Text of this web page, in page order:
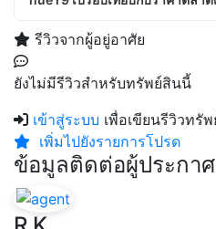
ราคาขายเฉลี่ยของห้องแบบเดีย
สุด ฿3,490,000 สูงสุด ฿
รีวิวจากผู้อยู่อาศัย
ยังไม่มีรีวิวสำหรับทรัพย์สินนี้
เข้าสู่ระบบ เพื่อเขียนรีวิวทรั
เพิ่มไปยังรายการโปรด
ข้อมูลติดต่อผู้ประกาศ